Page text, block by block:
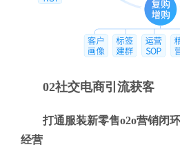
02社交电商引流获客
打通服装新零售o2o营销闭
经营